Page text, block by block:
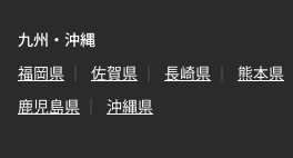
九州・沖縄
福岡県
佐賀県 長崎県 熊本県
鹿児島県
沖縄県